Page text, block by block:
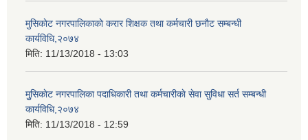
मुसिकाेट नगरपालिकाकाे करार शिक्षक तथा कर्मचारी छनाैट सम्बन्धी
कार्यविधि,२०७४
मिति: 11/13/2018 - 13:03
मुुसिकाेट नगरपालिका पदाधिकारी तथा कर्मचारीकाे सेवा सुविधा सर्त सम्बन्धी
कार्यविधि,२०७४
मिति: 11/13/2018 - 12:59